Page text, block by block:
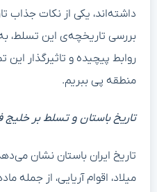
داشته‌اند، یکی از نکات جذاب
بررسی تاریخچه‌ی این تسلط،
روابط پیچیده‌ و تاثیرگذار
منطقه پی ببریم.
تاریخ باستان و تسلط بر
تاریخ ایران باستان نشان
میلاد، اقوام آریایی، از جمله